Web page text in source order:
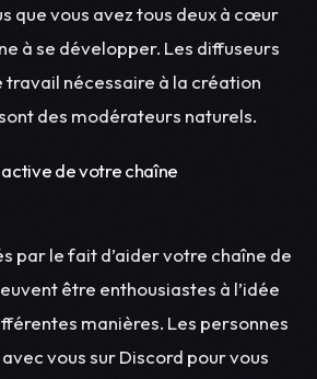
que vous avez tous deux à cœur
à se développer. Les diffuseurs
travail nécessaire à la création
des modérateurs naturels.
de votre chaîne
par le fait d’aider votre chaîne de
être enthousiastes à l’idée
manières. Les personnes
vous sur Discord pour vous